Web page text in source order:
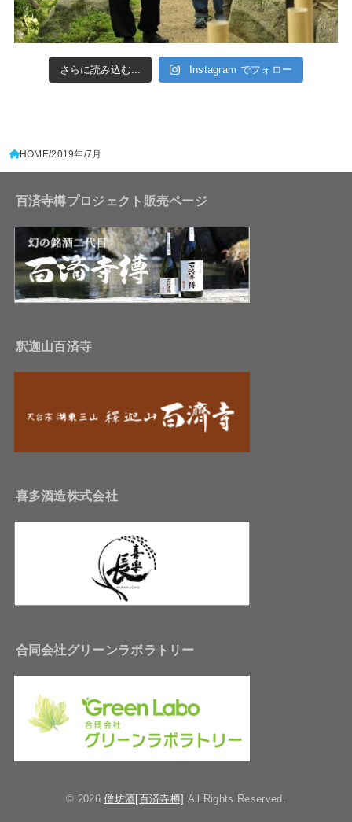
さらに読み込む... Instagram でフォロー
HOME 2019年 7月
百済寺樽プロジェクト販売ページ
釈迦山百済寺
喜多酒造株式会社
合同会社グリーンラボラトリー
© 2026僧坊酒[百済寺樽] All Rights Reserved.